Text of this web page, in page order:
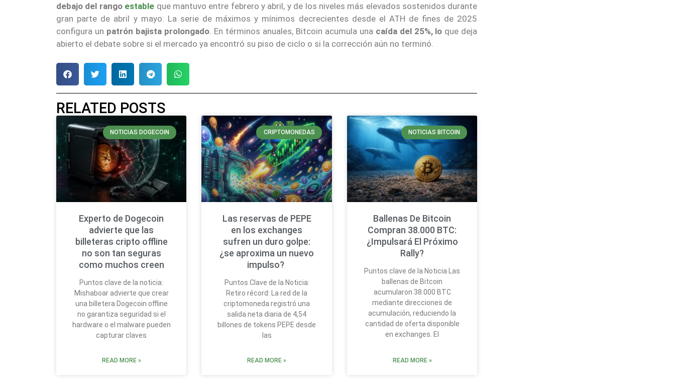
debajo del rango estable que mantuvo entre febrero y abril, y de los niveles más elevados sostenidos durante
gran parte de abril y mayo. La serie de máximos y mínimos decrecientes desde el ATH de fines de 2025
configura un patrón bajista prolongado. En términos anuales, Bitcoin acumula una caída del 25%, lo que deja
abierto el debate sobre si el mercado ya encontró su piso de ciclo o si la corrección aún no terminó.
RELATED POSTS
NOTICIAS DOGECOIN
Experto de Dogecoin
advierte que las
billeteras cripto offline
no son tan seguras
como muchos creen
Puntos clave de la noticia:
Mishaboar advierte que crear
una billetera Dogecoin offline
no garantiza seguridad si el
hardware o el malware pueden
capturar claves
READ MORE »
CRIPTOMONEDAS
Las reservas de PEPE
en los exchanges
sufren un duro golpe:
¿se aproxima un nuevo
impulso?
Puntos Clave de la Noticia:
Retiro récord: La red de la
criptomoneda registró una
salida neta diaria de 4,54
billones de tokens PEPE desde
las
READ MORE »
NOTICIAS BITCOIN
Ballenas De Bitcoin
Compran 38.000 BTC:
¿Impulsará El Próximo
Rally?
Puntos clave de la Noticia Las
ballenas de Bitcoin
acumularon 38.000 BTC
mediante direcciones de
acumulación, reduciendo la
cantidad de oferta disponible
en exchanges. El
READ MORE »